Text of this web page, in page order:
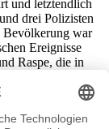
und letztendlich
drei Polizisten
Bevölkerung war
Ereignisse
Raspe, die in
„Charta 77“ im